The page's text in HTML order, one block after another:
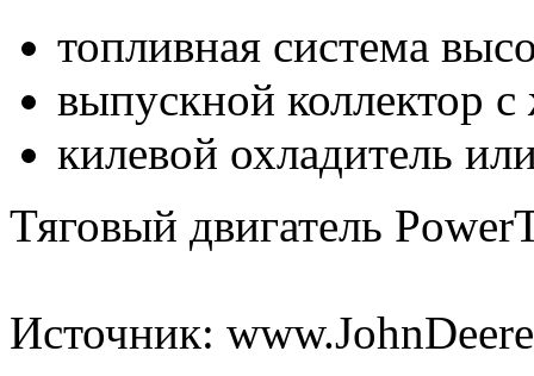
топливная система
выпускной коллектор
килевой охладитель
Тяговый двигатель
Источник: